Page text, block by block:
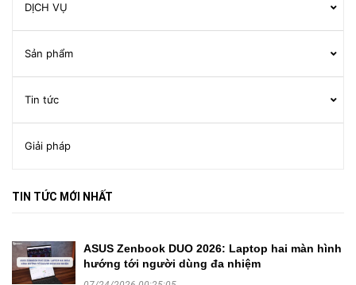
DỊCH VỤ
Sản phẩm
Tin tức
Giải pháp
TIN TỨC MỚI NHẤT
ASUS Zenbook DUO 2026: Laptop hai màn hình
hướng tới người dùng đa nhiệm